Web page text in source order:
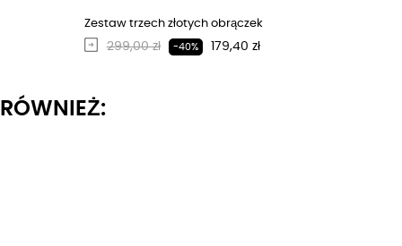
Zestaw trzech złotych obrączek
Regularna cena
299,00 zł -40% Cena
179,40 zł